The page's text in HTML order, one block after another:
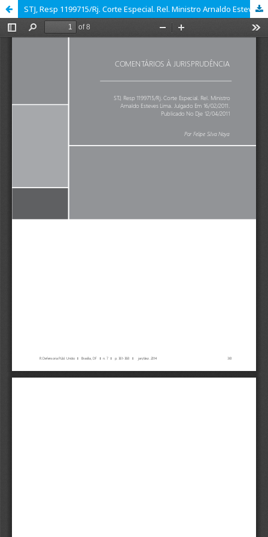
STJ, Resp 1199715/Rj. Corte Especial. Rel. Ministro Arnaldo Esteves Lima. Julgado Em 16/02/2011. Publicado No Dje 12/04/2011